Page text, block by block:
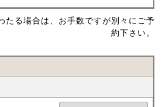
たる場合は、お手数ですが別々にご予
約下さい。